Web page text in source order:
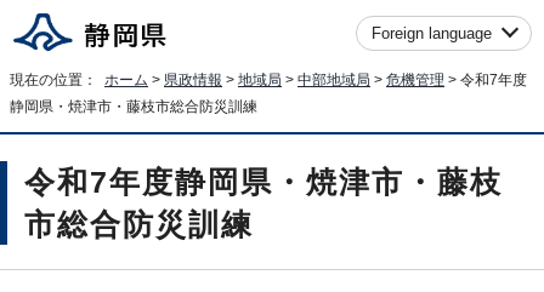
Foreign language
現在の位置： ホーム > 県政情報 > 地域局 > 中部地域局 > 危機管理 > 令和7年度
静岡県・焼津市・藤枝市総合防災訓練
令和7年度静岡県・焼津市・藤枝
市総合防災訓練